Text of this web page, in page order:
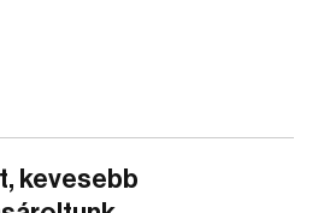
kevesebb